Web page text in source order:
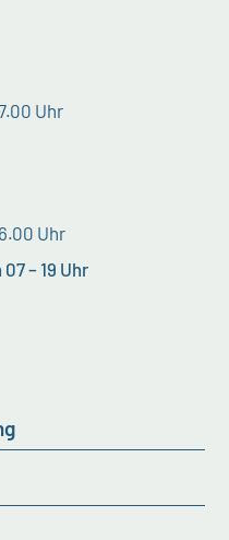
Uhr
Uhr
– 19 Uhr